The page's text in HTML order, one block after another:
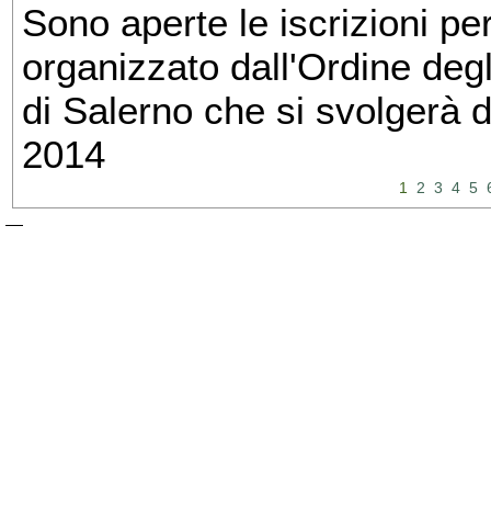
Sono aperte le iscrizioni
organizzato dall'Ordine
di Salerno che si svolgerà
2014
1 2 3 4 5